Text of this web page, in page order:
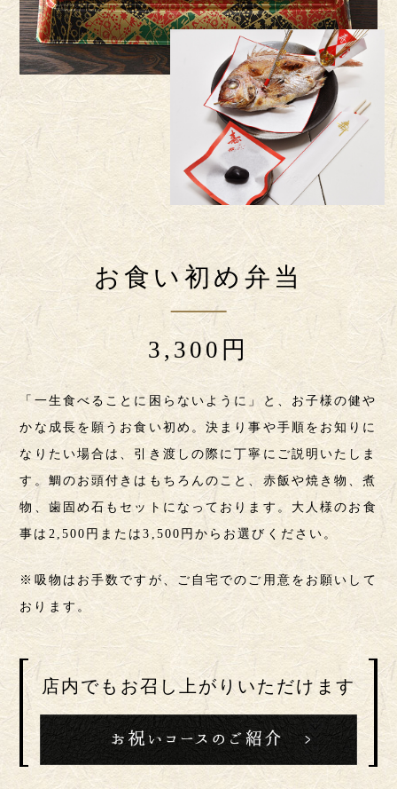
お食い初め弁当
3,300円
「一生食べることに困らないように」と、お子様の健や
かな成長を願うお食い初め。決まり事や手順をお知りに
なりたい場合は、引き渡しの際に丁寧にご説明いたしま
す。鯛のお頭付きはもちろんのこと、赤飯や焼き物、煮
物、歯固め石もセットになっております。大人様のお食
事は2,500円または3,500円からお選びください。
※吸物はお手数ですが、ご自宅でのご用意をお願いして
おります。
店内でもお召し上がりいただけます